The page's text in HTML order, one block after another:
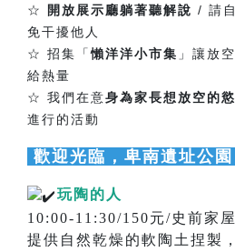
☆
開放展示廳躺著聽解說 / 請
免干擾他人
☆ 招集「懶洋洋小市集 」讓放
給熱量
☆ 我們在意身為家長想放空的
進行的活動
歡迎光臨，卑南遺址公園
玩陶的人
10:00-11:30/150元/史前家
提供自然乾燥的軟陶土捏製